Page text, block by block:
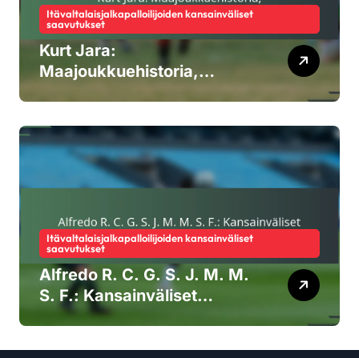
Itävaltalaisjalkapalloilijoiden kansainväliset
saavutukset
Kurt Jara:
Maajoukkuehistoria,
Itävaltalaisjalkapalloilijoiden kansainväliset
saavutukset
Alfredo R. C. G. S. J. M. M.
S. F.: Kansainväliset
virstanpylväät, Kapselit,